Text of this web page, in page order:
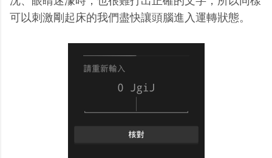
可以刺激剛起床的我們盡快讓頭腦進入運轉狀態。